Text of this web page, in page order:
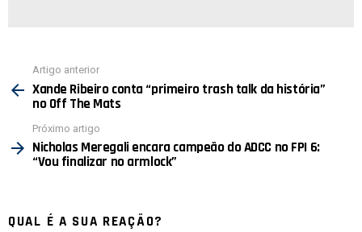
mais
Artigo anterior
Xande Ribeiro conta “primeiro trash talk da história”
no Off The Mats
Próximo artigo
Nicholas Meregali encara campeão do ADCC no FPI 6:
“Vou finalizar no armlock”
QUAL É A SUA REAÇÃO?